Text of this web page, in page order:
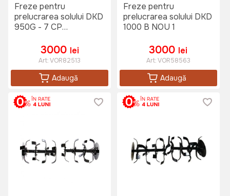
Freze pentru
prelucrarea solului DKD
950G - 7 CP
3000 lei
Art:VOR82513
Adaugă
Freze pentru
prelucrarea solului DKD
1000 B NOU 1
3000 lei
Art:VOR58563
Adaugă